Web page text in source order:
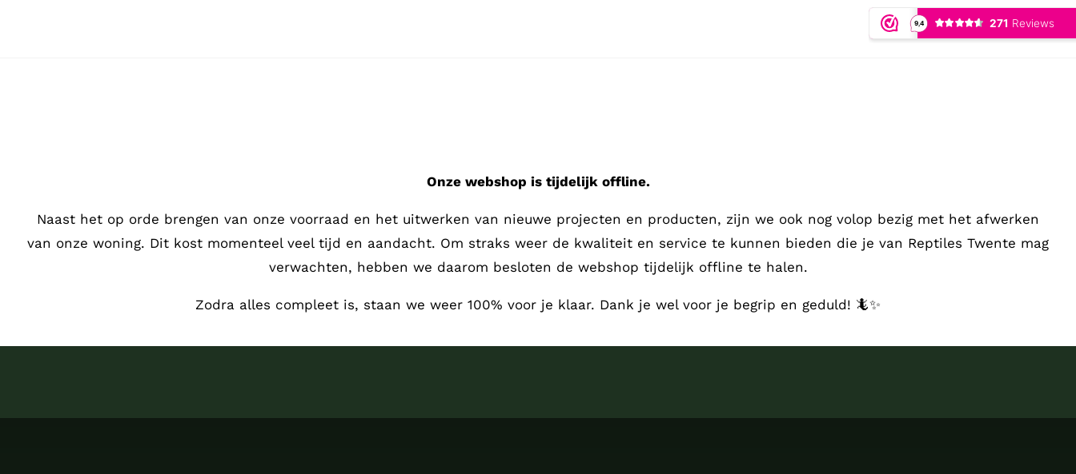
Onze webshop is tijdelijk offline.
Naast het op orde brengen van onze voorraad en het uitwerken van nieuwe projecten en producten, zijn we ook nog volop bezig met het afwerken
van onze woning. Dit kost momenteel veel tijd en aandacht. Om straks weer de kwaliteit en service te kunnen bieden die je van Reptiles Twente mag
verwachten, hebben we daarom besloten de webshop tijdelijk offline te halen.
Zodra alles compleet is, staan we weer 100% voor je klaar. Dank je wel voor je begrip en geduld! 🦎✨